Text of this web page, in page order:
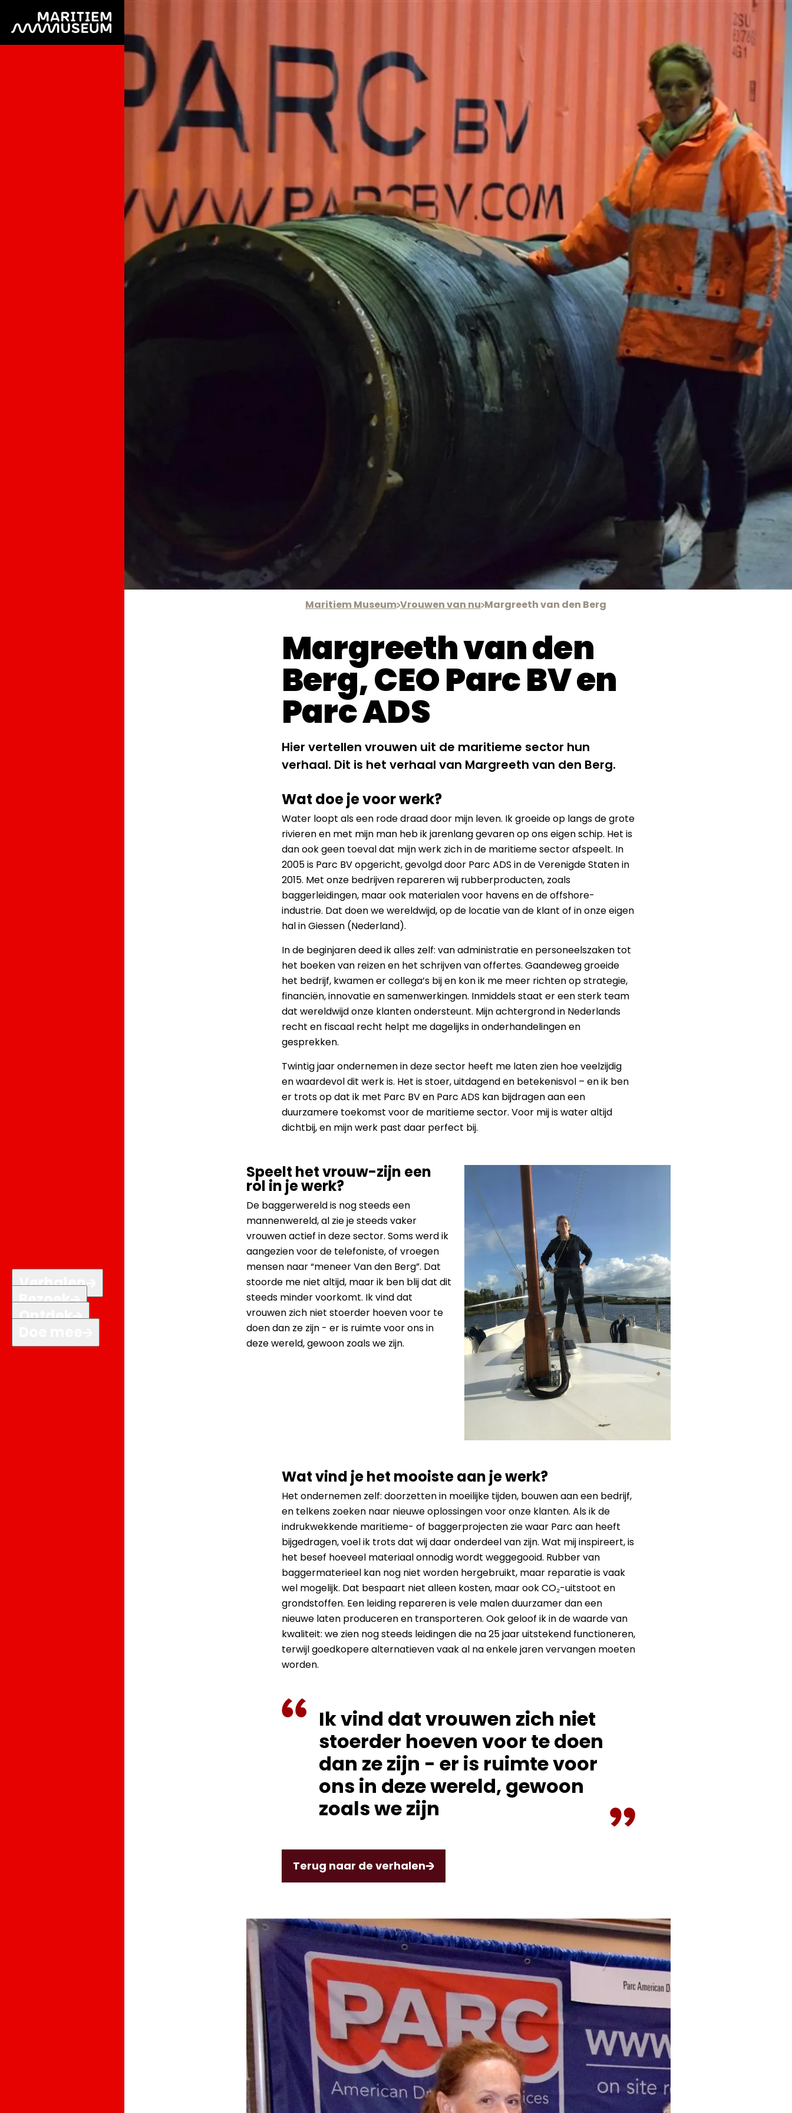
Ga naar de hoofdinhoud
Verhalen
Bezoek
Ontdek
Maritiem Museum Vrouwen van nu Margreeth van den Berg
Margreeth van den
Berg, CEO Parc BV en
Parc ADS
Hier vertellen vrouwen uit de maritieme sector hun
verhaal. Dit is het verhaal van Margreeth van den Berg.
Wat doe je voor werk?
Water loopt als een rode draad door mijn leven. Ik groeide op langs de grote
rivieren en met mijn man heb ik jarenlang gevaren op ons eigen schip. Het is
dan ook geen toeval dat mijn werk zich in de maritieme sector afspeelt. In
2005 is Parc BV opgericht, gevolgd door Parc ADS in de Verenigde Staten in
2015. Met onze bedrijven repareren wij rubberproducten, zoals
baggerleidingen, maar ook materialen voor havens en de offshore-
industrie. Dat doen we wereldwijd, op de locatie van de klant of in onze eigen
hal in Giessen (Nederland).
In de beginjaren deed ik alles zelf: van administratie en personeelszaken tot
het boeken van reizen en het schrijven van offertes. Gaandeweg groeide
het bedrijf, kwamen er collega’s bij en kon ik me meer richten op strategie,
financiën, innovatie en samenwerkingen. Inmiddels staat er een sterk team
dat wereldwijd onze klanten ondersteunt. Mijn achtergrond in Nederlands
recht en fiscaal recht helpt me dagelijks in onderhandelingen en
gesprekken.
Twintig jaar ondernemen in deze sector heeft me laten zien hoe veelzijdig
en waardevol dit werk is. Het is stoer, uitdagend en betekenisvol – en ik ben
er trots op dat ik met Parc BV en Parc ADS kan bijdragen aan een
duurzamere toekomst voor de maritieme sector. Voor mij is water altijd
dichtbij, en mijn werk past daar perfect bij.
Speelt het vrouw-zijn een
rol in je werk?
De baggerwereld is nog steeds een
mannenwereld, al zie je steeds vaker
vrouwen actief in deze sector. Soms werd ik
aangezien voor de telefoniste, of vroegen
mensen naar “meneer Van den Berg”. Dat
stoorde me niet altijd, maar ik ben blij dat dit
steeds minder voorkomt. Ik vind dat
vrouwen zich niet stoerder hoeven voor te
doen dan ze zijn - er is ruimte voor ons in
deze wereld, gewoon zoals we zijn.
Wat vind je het mooiste aan je werk?
Het ondernemen zelf: doorzetten in moeilijke tijden, bouwen aan een bedrijf,
en telkens zoeken naar nieuwe oplossingen voor onze klanten. Als ik de
indrukwekkende maritieme- of baggerprojecten zie waar Parc aan heeft
bijgedragen, voel ik trots dat wij daar onderdeel van zijn. Wat mij inspireert, is
het besef hoeveel materiaal onnodig wordt weggegooid. Rubber van
baggermaterieel kan nog niet worden hergebruikt, maar reparatie is vaak
wel mogelijk. Dat bespaart niet alleen kosten, maar ook CO₂-uitstoot en
grondstoffen. Een leiding repareren is vele malen duurzamer dan een
nieuwe laten produceren en transporteren. Ook geloof ik in de waarde van
kwaliteit: we zien nog steeds leidingen die na 25 jaar uitstekend functioneren,
terwijl goedkopere alternatieven vaak al na enkele jaren vervangen moeten
worden.
Ik vind dat vrouwen zich niet
stoerder hoeven voor te doen
dan ze zijn - er is ruimte voor
ons in deze wereld, gewoon
zoals we zijn
Terug naar de verhalen